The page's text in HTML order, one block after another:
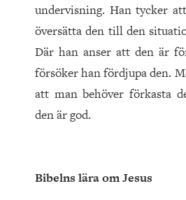
undervisning. Han tycker
översätta den till den
Där han anser att den är
försöker han fördjupa den.
att man behöver förkasta
den är god.
Bibelns lära om Jesus